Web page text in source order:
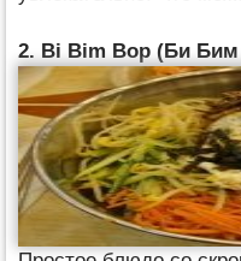
2. Bi Bim Bop (Би